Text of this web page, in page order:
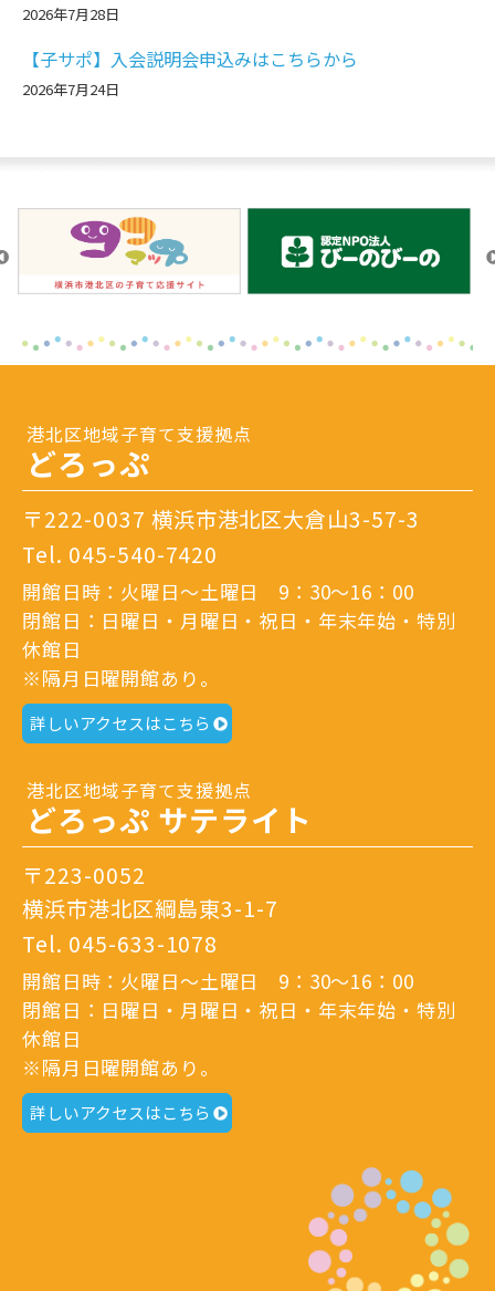
2026年7月28日
【子サポ】入会説明会申込みはこちらから
2026年7月24日
港北区地域子育て支援拠点
どろっぷ
〒222-0037 横浜市港北区大倉山3-57-3
Tel. 045-540-7420
開館日時：火曜日～土曜日 9：30～16：00
閉館日：日曜日・月曜日・祝日・年末年始・特別
休館日
※隔月日曜開館あり。
詳しいアクセスはこちら
港北区地域子育て支援拠点
どろっぷ サテライト
〒223-0052
横浜市港北区綱島東3-1-7
Tel. 045-633-1078
開館日時：火曜日～土曜日 9：30～16：00
閉館日：日曜日・月曜日・祝日・年末年始・特別
休館日
※隔月日曜開館あり。
詳しいアクセスはこちら